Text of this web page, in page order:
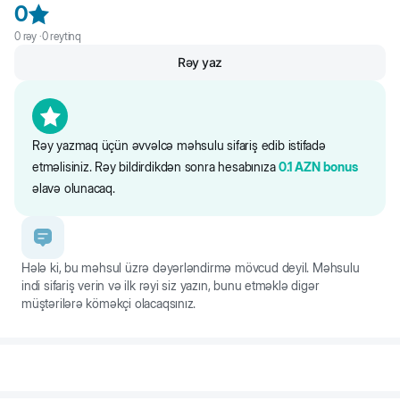
0
0rəy ·0reytinq
Rəy yazmaq üçün əvvəlcə məhsulu sifariş edib istifadə
etməlisiniz. Rəy bildirdikdən sonra hesabınıza0.1 AZN bonus
əlavə olunacaq.
Rəy yaz
Hələ ki, bu məhsul üzrə dəyərləndirmə mövcud deyil. Məhsulu
indi sifariş verin və ilk rəyi siz yazın, bunu etməklə digər
müştərilərə köməkçi olacaqsınız.